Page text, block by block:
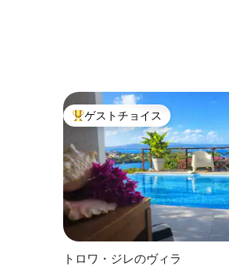
大好評のゲストチョイスです。
ゲストチョイス
トロワ・ジレのヴィラ